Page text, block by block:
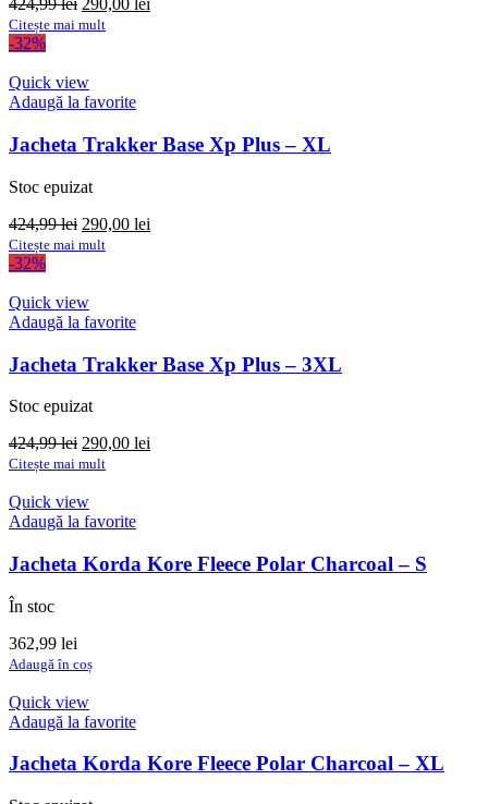
424,99lei
inițial
424,99 lei.
290,00 lei
Citește mai mult
-32%
Quick view
Adaugă la favorite
Jacheta Trakker Base Xp Plus – XL
Stoc epuizat
424,99lei Prețul
inițial
424,99 lei.
290,00 lei
Citește mai mult
-32%
Quick view
Adaugă la favorite
Jacheta Trakker Base Xp Plus – 3XL
Stoc epuizat
424,99lei Prețul
inițial
fost:
424,99 lei.
290,00 lei
Citește mai mult
Quick view
Adaugă la favorite
Jacheta Korda Kore Fleece Polar Charcoal – S
În stoc
362,99 lei
Adaugă în coș
Quick view
Adaugă la favorite
Jacheta Korda Kore Fleece Polar Charcoal – XL